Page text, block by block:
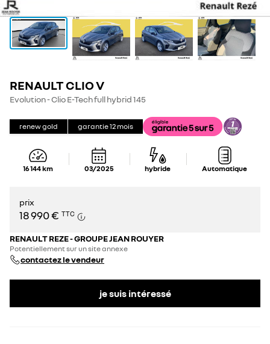
RENAULT CLIO V
Evolution - Clio E-Tech full hybrid 145
renew gold garantie12 mois
16 144km 03/2025 hybride Automatique
prix
18 990 € TTC
RENAULT REZE - GROUPE JEAN ROUYER
Potentiellement sur un site annexe
contactez le vendeur
je suis intéressé